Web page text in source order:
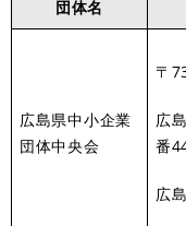
団体名
広島県中小企業
団体中央会
〒
広
番
広